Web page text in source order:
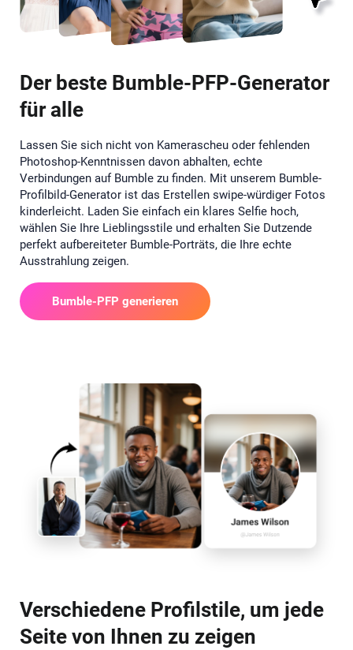
Der beste Bumble-PFP-Generator
für alle
Lassen Sie sich nicht von Kamerascheu oder fehlenden
Photoshop-Kenntnissen davon abhalten, echte
Verbindungen auf Bumble zu finden. Mit unserem Bumble-
Profilbild-Generator ist das Erstellen swipe-würdiger Fotos
kinderleicht. Laden Sie einfach ein klares Selfie hoch,
wählen Sie Ihre Lieblingsstile und erhalten Sie Dutzende
perfekt aufbereiteter Bumble-Porträts, die Ihre echte
Ausstrahlung zeigen.
Bumble-PFP generieren
Verschiedene Profilstile, um jede
Seite von Ihnen zu zeigen